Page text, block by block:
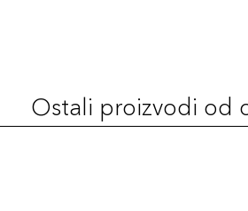
Ostali proizvodi od